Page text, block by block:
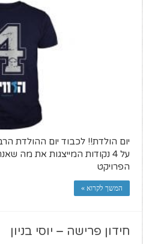
יום הולדת!! לכבוד יום ההולדת
על 4 נקודות המייצגות את מה
הפרויקט
המשך לקרוא »
חידון פרישה – יוסי בניון